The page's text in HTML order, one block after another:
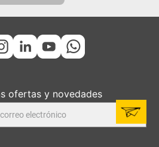
ofertas y novedades